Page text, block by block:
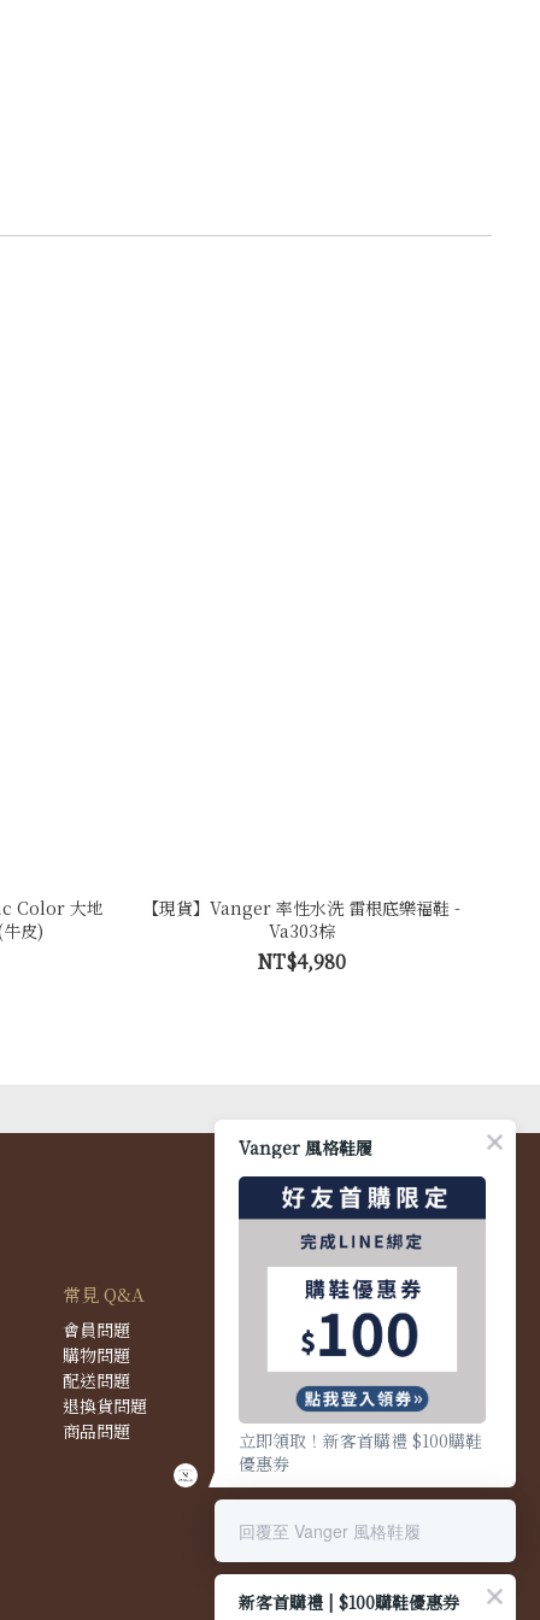
Color 大地
皮)
【現貨】Vanger 率性水洗 雷根底樂福鞋 -
Va303棕
NT$4,980
常見 Q&A
會員問題
購物問題
配送問題
退換貨問題
商品問題
Vanger 風格鞋履
立即領取！新客首購禮 $100購鞋
優惠券
回覆至 Vanger 風格鞋履
新客首購禮 | $100購鞋優惠券